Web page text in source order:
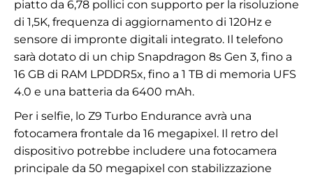
piatto da 6,78 pollici con supporto per la risoluzione
di 1,5K, frequenza di aggiornamento di 120Hz e
sensore di impronte digitali integrato. Il telefono
sarà dotato di un chip Snapdragon 8s Gen 3, fino a
16 GB di RAM LPDDR5x, fino a 1 TB di memoria UFS
4.0 e una batteria da 6400 mAh.
Per i selfie, lo Z9 Turbo Endurance avrà una
fotocamera frontale da 16 megapixel. Il retro del
dispositivo potrebbe includere una fotocamera
principale da 50 megapixel con stabilizzazione